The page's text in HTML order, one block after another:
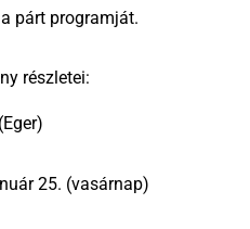
párt programját.
részletei:
25. (vasárnap)